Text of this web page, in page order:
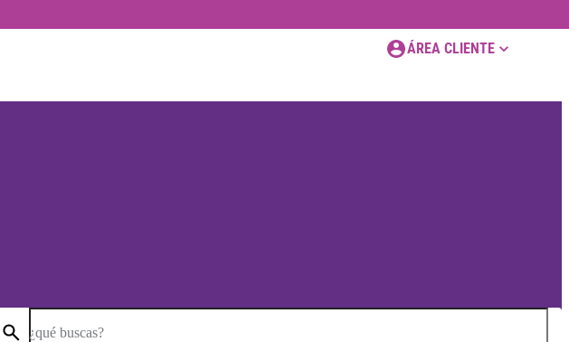
ÁREA CLIENTE
¿qué buscas?